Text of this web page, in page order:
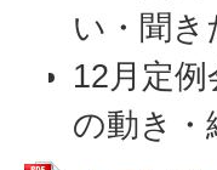
い・聞き
12月定
の動き・